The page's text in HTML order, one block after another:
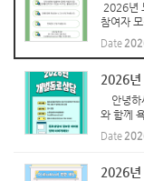
2026년
참여자
장애인과
살아갈
Date
2026년
안녕하
와 함께
정서지원
자 합니
Date
2026년